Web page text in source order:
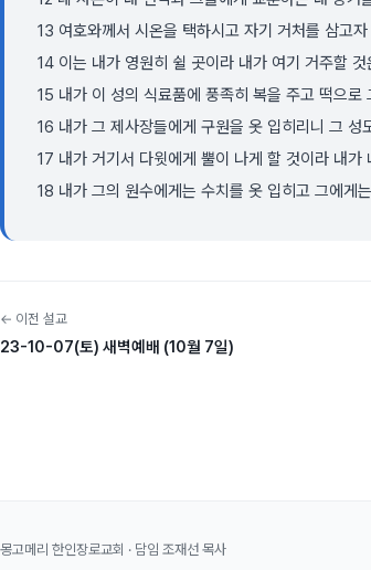
13 여호와께서 시온을 택하시고 자기 거처를 삼고
14 이는 내가 영원히 쉴 곳이라 내가 여기 거주할
15 내가 이 성의 식료품에 풍족히 복을 주고 떡으로
16 내가 그 제사장들에게 구원을 옷 입히리니 그 성
17 내가 거기서 다윗에게 뿔이 나게 할 것이라 내
18 내가 그의 원수에게는 수치를 옷 입히고 그에게
← 이전 설교
23-10-07(토) 새벽예배 (10월 7일)
몽고메리 한인장로교회 · 담임 조재선 목사